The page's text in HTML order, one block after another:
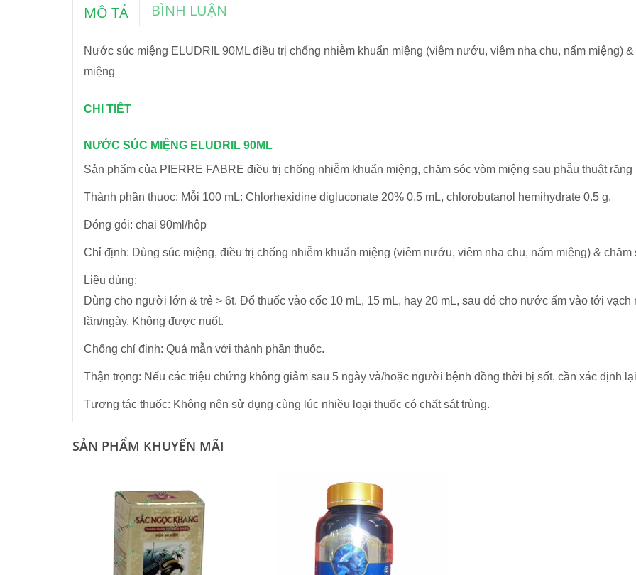
MÔ TẢ BÌNH LUẬN
Nước súc miệng ELUDRIL 90ML điều trị chống nhiễm khuẩn miệng (viêm nướu, viêm nha chu, nấm miệng)
miệng
CHI TIẾT
NƯỚC SÚC MIỆNG ELUDRIL 90ML
Sản phẩm của PIERRE FABRE điều trị chống nhiễm khuẩn miệng, chăm sóc vòm miệng sau phẫu thuật răng
Thành phần thuoc: Mỗi 100 mL: Chlorhexidine digluconate 20% 0.5 mL, chlorobutanol hemihydrate 0.5 g.
Đóng gói: chai 90ml/hộp
Chỉ định: Dùng súc miệng, điều trị chống nhiễm khuẩn miệng (viêm nướu, viêm nha chu, nấm miệng) &
Liều dùng:
Dùng cho người lớn & trẻ > 6t. Đổ thuốc vào cốc 10 mL, 15 mL, hay 20 mL, sau đó cho nước ấm vào tới
lần/ngày. Không được nuốt.
Chống chỉ định: Quá mẫn với thành phần thuốc.
Thận trọng: Nếu các triệu chứng không giảm sau 5 ngày và/hoặc người bệnh đồng thời bị sốt, cần xác định
Tương tác thuốc: Không nên sử dụng cùng lúc nhiều loại thuốc có chất sát trùng.
SẢN PHẨM KHUYẾN MÃI